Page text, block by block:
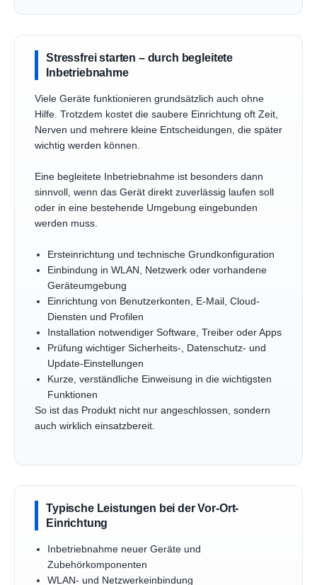
Stressfrei starten – durch begleitete
Inbetriebnahme
Viele Geräte funktionieren grundsätzlich auch ohne
Hilfe. Trotzdem kostet die saubere Einrichtung oft Zeit,
Nerven und mehrere kleine Entscheidungen, die später
wichtig werden können.
Eine begleitete Inbetriebnahme ist besonders dann
sinnvoll, wenn das Gerät direkt zuverlässig laufen soll
oder in eine bestehende Umgebung eingebunden
werden muss.
Ersteinrichtung und technische Grundkonfiguration
Einbindung in WLAN, Netzwerk oder vorhandene
Geräteumgebung
Einrichtung von Benutzerkonten, E-Mail, Cloud-
Diensten und Profilen
Installation notwendiger Software, Treiber oder Apps
Prüfung wichtiger Sicherheits-, Datenschutz- und
Update-Einstellungen
Kurze, verständliche Einweisung in die wichtigsten
Funktionen
So ist das Produkt nicht nur angeschlossen, sondern
auch wirklich einsatzbereit.
Typische Leistungen bei der Vor-Ort-
Einrichtung
Inbetriebnahme neuer Geräte und
Zubehörkomponenten
WLAN- und Netzwerkeinbindung